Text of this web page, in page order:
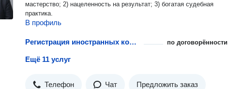
мастерство; 2) нацеленность на результат; 3) богатая судебная
практика.
В профиль
Регистрация иностранных компаний по договорённости
Ещё 11 услуг
Телефон Чат Предложить заказ